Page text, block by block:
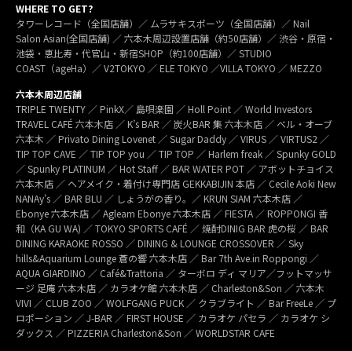
WHERE TO GET?
タワーレコード（全国店舗）／ ムラサキスポーツ（全国店舗）／ Nail
Salon Asian(全国店舗) ／ 六本木周辺設置店舗（約50店舗）／ 渋谷・原宿・
池袋・恵比寿・代官山・新宿SHOP（約100店舗）／ STUDIO
COAST（ageHa）／ V2TOKYO ／ ELE TOKYO ／VILLA TOKYO ／ MEZZO
六本木周辺店舗
TRIPLE TWENTY ／ PinkX／ 島唄楽園 ／ Holl Point ／ World Investors
TRAVEL CAFÉ 六本木店 ／ K’s BAR ／ 炭火BAR 集 六本木店 ／ ベル・オーブ
六本木 ／ Privato Dining Lovenet ／ Sugar Daddy ／ VIRUS ／ VIRTUS2 ／
TIP TOP CAVE ／ TIP TOP you ／ TIP TOP ／ Harlem freak ／ Spunky GOLD
／ Spunky PLATINUM ／ Hot Staff ／ BAR WATER POT ／ アボットチョイス
六本木店 ／ ヘアメイク・着付け専門店 GEKKABIJIN 本店 ／ Cecile Aoki New
NANAy’s ／ BAR BLU ／ しょうがの香り。／ KRUN SIAM 六本木店 ／
Ebonye 六本木店 ／ Agleam Ebonye 六本木店 ／ FIESTA ／ ROPPONGI 香
和（KA GU WA) ／ TOKYO SPORTS CAFÉ ／ 焼酎DINIG BAR 虎の桜 ／ BAR
DINING KARAOKE ROSSO ／ DINING & LOUNGE CROSSOVER ／ Sky
hills&Aquarium Lounge 蒼の響 六本木店 ／ Bar 7th Ave.in Roppongi ／
AQUA GIARDINO ／ Café&Trattoria ／ ターボロ ディ マリア／フットマッサ
ージ 足庵 六本木店 ／ カラオケ館 六本木店 ／ Charleston&Son ／ 六本木
VIVI ／ CLUB ZOO ／ WOLFGANG PUCK ／ クラブライト ／ Bar FreeLe ／ プ
ロポーション ／ J-BAR ／ FIRST HOUSE ／ カラオケ パセラ ／ カラオケ シ
ダックス ／ PIZZERIA Charleston&Son ／ WORLDSTAR CAFE